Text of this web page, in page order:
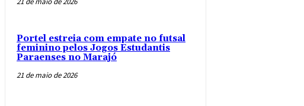
Portel estreia com empate no futsal
feminino pelos Jogos Estudantis
Paraenses no Marajó
21 de maio de 2026